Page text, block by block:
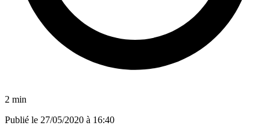
2 min
Publié le 27/05/2020 à 16:40